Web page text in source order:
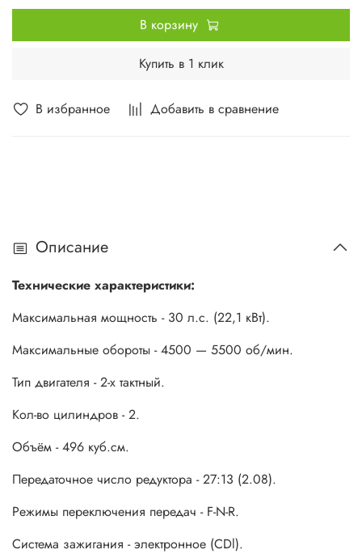
В избранное Добавить в сравнение
В корзину
Купить в 1 клик
Описание
Технические характеристики:
Максимальная мощность - 30 л.с. (22,1 кВт).
Максимальные обороты - 4500 — 5500 об/мин.
Тип двигателя - 2-х тактный.
Кол-во цилиндров - 2.
Объём - 496 куб.см.
Передаточное число редуктора - 27:13 (2.08).
Режимы переключения передач - F-N-R.
Система зажигания - электронное (CDl).